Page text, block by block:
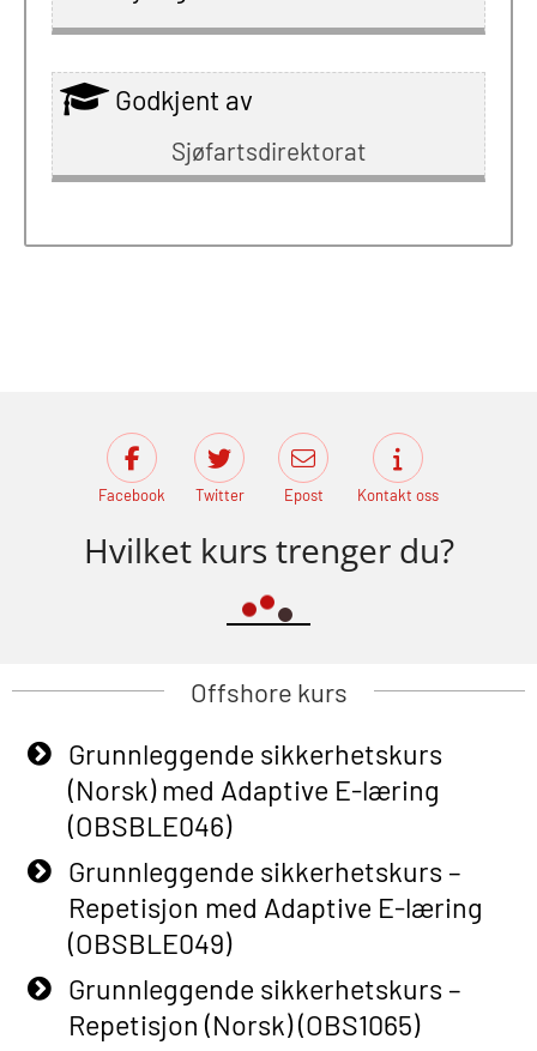
Godkjent av
Sjøfartsdirektorat
Facebook Twitter Epost Kontakt oss
Hvilket kurs trenger du?
Offshore kurs
Grunnleggende sikkerhetskurs
(Norsk) med Adaptive E-læring
(OBSBLE046)
Grunnleggende sikkerhetskurs –
Repetisjon med Adaptive E-læring
(OBSBLE049)
Grunnleggende sikkerhetskurs –
Repetisjon (Norsk) (OBS1065)